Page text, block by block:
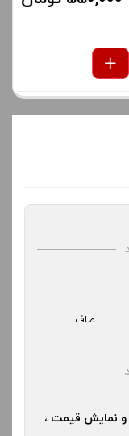
صاف
و نمایش قیمت ،